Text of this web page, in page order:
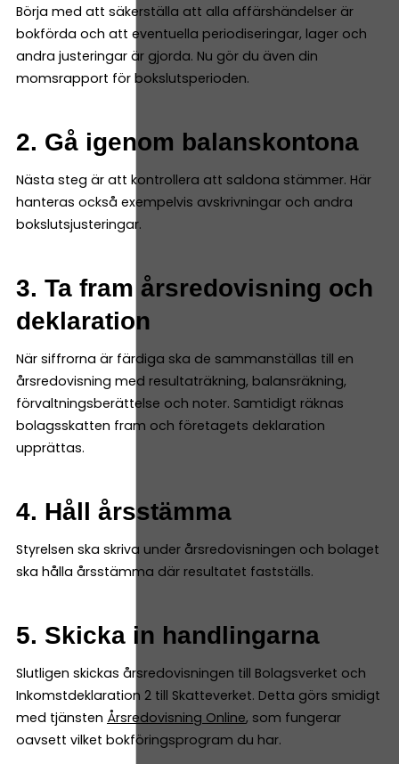
Börja med att säkerställa att alla affärshändelser är
bokförda och att eventuella periodiseringar, lager och
andra justeringar är gjorda. Nu gör du även din
momsrapport för bokslutsperioden.
2. Gå igenom balanskontona
Nästa steg är att kontrollera att saldona stämmer. Här
hanteras också exempelvis avskrivningar och andra
bokslutsjusteringar.
3. Ta fram årsredovisning och
deklaration
När siffrorna är färdiga ska de sammanställas till en
årsredovisning med resultaträkning, balansräkning,
förvaltningsberättelse och noter. Samtidigt räknas
bolagsskatten fram och företagets deklaration
upprättas.
4. Håll årsstämma
Styrelsen ska skriva under årsredovisningen och bolaget
ska hålla årsstämma där resultatet fastställs.
5. Skicka in handlingarna
Slutligen skickas årsredovisningen till Bolagsverket och
Inkomstdeklaration 2 till Skatteverket. Detta görs smidigt
med tjänsten Årsredovisning Online, som fungerar
oavsett vilket bokföringsprogram du har.